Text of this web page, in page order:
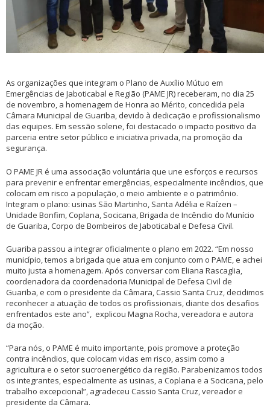
As organizações que integram o Plano de Auxílio Mútuo em
Emergências de Jaboticabal e Região (PAME JR) receberam, no dia 25
de novembro, a homenagem de Honra ao Mérito, concedida pela
Câmara Municipal de Guariba, devido à dedicação e profissionalismo
das equipes. Em sessão solene, foi destacado o impacto positivo da
parceria entre setor público e iniciativa privada, na promoção da
segurança.
O PAME JR é uma associação voluntária que une esforços e recursos
para prevenir e enfrentar emergências, especialmente incêndios, que
colocam em risco a população, o meio ambiente e o patrimônio.
Integram o plano: usinas São Martinho, Santa Adélia e Raízen –
Unidade Bonfim, Coplana, Socicana, Brigada de Incêndio do Munício
de Guariba, Corpo de Bombeiros de Jaboticabal e Defesa Civil.
Guariba passou a integrar oficialmente o plano em 2022. “Em nosso
município, temos a brigada que atua em conjunto com o PAME, e achei
muito justa a homenagem. Após conversar com Eliana Rascaglia,
coordenadora da coordenadoria Municipal de Defesa Civil de
Guariba, e com o presidente da Câmara, Cassio Santa Cruz, decidimos
reconhecer a atuação de todos os profissionais, diante dos desafios
enfrentados este ano”, explicou Magna Rocha, vereadora e autora
da moção.
“Para nós, o PAME é muito importante, pois promove a proteção
contra incêndios, que colocam vidas em risco, assim como a
agricultura e o setor sucroenergético da região. Parabenizamos todos
os integrantes, especialmente as usinas, a Coplana e a Socicana, pelo
trabalho excepcional”, agradeceu Cassio Santa Cruz, vereador e
presidente da Câmara.